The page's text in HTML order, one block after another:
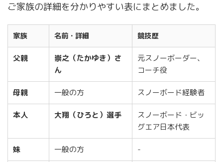
ご家族の詳細を分かりやすい表にまとめました。
家族 名前・詳細 競技歴
父親
崇之（たかゆき）さ
ん
元スノーボーダー、
コーチ役
母親 一般の方 スノーボード経験者
本人 大翔（ひろと）選手
スノーボード・ビッ
グエア日本代表
妹 一般の方 -